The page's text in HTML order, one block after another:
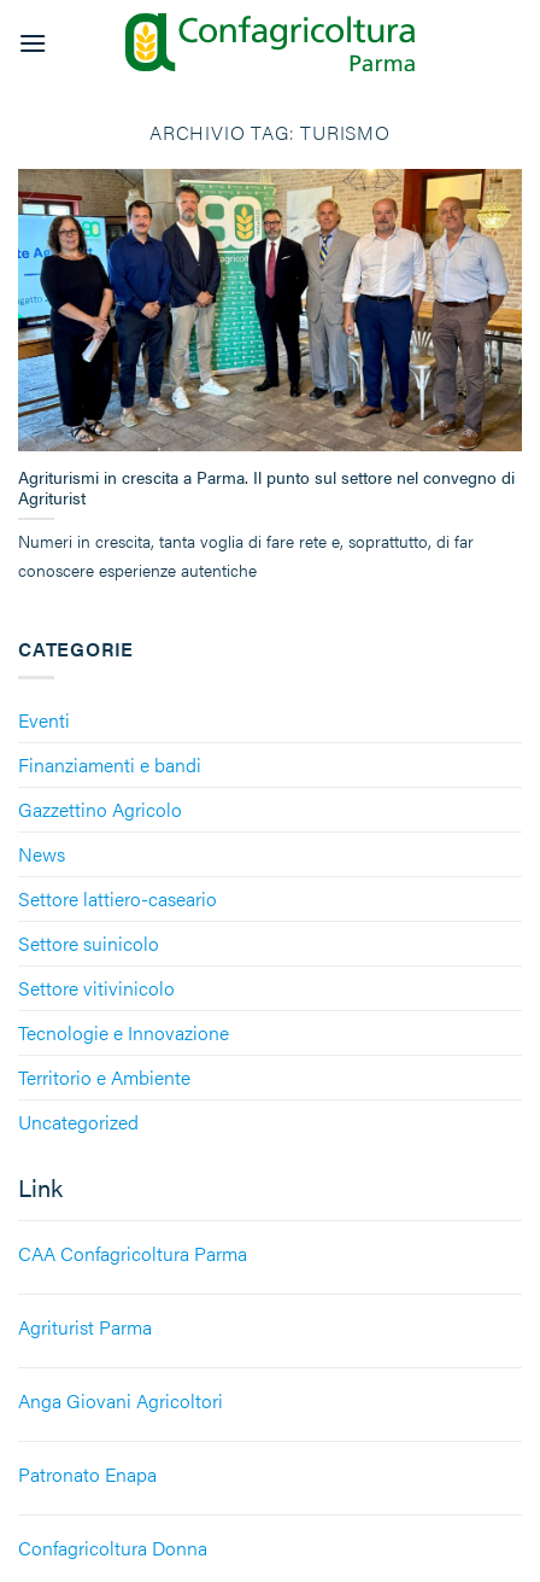
ARCHIVIO TAG:TURISMO
CATEGORIE
Eventi
Finanziamenti e bandi
Gazzettino Agricolo
News
Settore lattiero-caseario
Settore suinicolo
Settore vitivinicolo
Tecnologie e Innovazione
Territorio e Ambiente
Uncategorized
Link
CAA Confagricoltura Parma
Agriturist Parma
Anga Giovani Agricoltori
Patronato Enapa
Confagricoltura Donna
Agriturismi in crescita a Parma. Il punto sul settore nel convegno di
Agriturist
Numeri in crescita, tanta voglia di fare rete e, soprattutto, di far
conoscere esperienze autentiche